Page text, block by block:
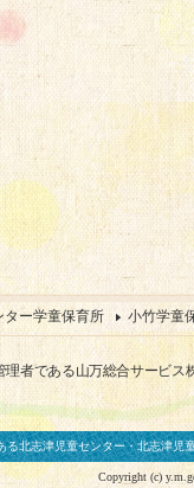
ター学童保育所 小竹学童
者である山万総合サービス
る北志津児童センター・北志津児
Copyright (c)